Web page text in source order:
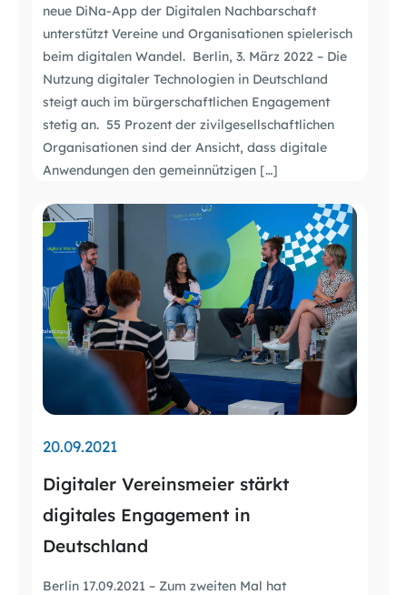
neue DiNa-App der Digitalen Nachbarschaft
unterstützt Vereine und Organisationen spielerisch
beim digitalen Wandel. Berlin, 3. März 2022 – Die
Nutzung digitaler Technologien in Deutschland
steigt auch im bürgerschaftlichen Engagement
stetig an. 55 Prozent der zivilgesellschaftlichen
Organisationen sind der Ansicht, dass digitale
Anwendungen den gemeinnützigen […]
20.09.2021
Digitaler Vereinsmeier stärkt
digitales Engagement in
Deutschland
Berlin 17.09.2021 – Zum zweiten Mal hat